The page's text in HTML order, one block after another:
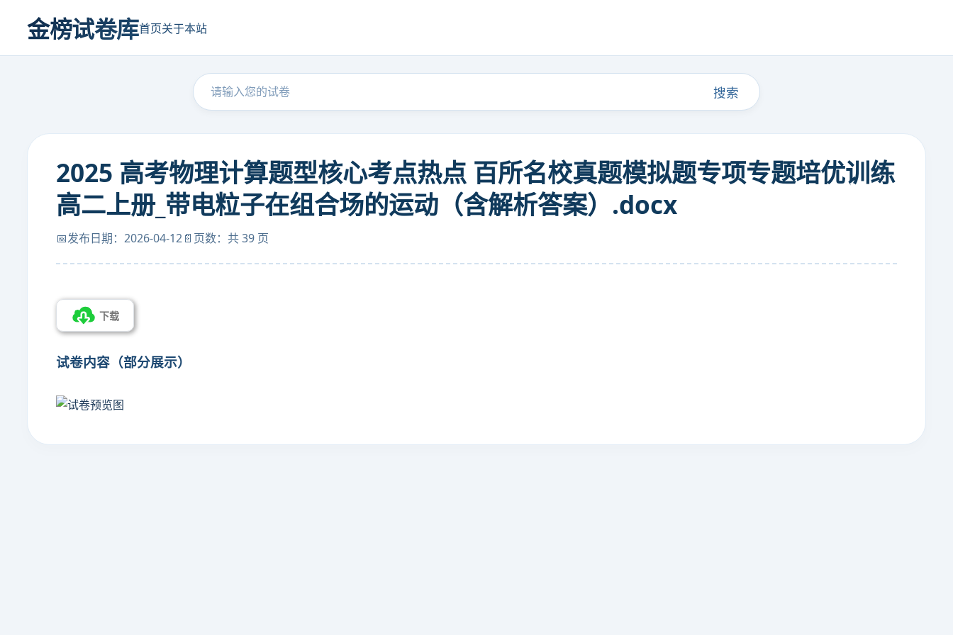
金榜试卷库首页关于本站
搜索
2025 高考物理计算题型核心考点热点 百所名校真题模拟题专项专题培优训练
高二上册_带电粒子在组合场的运动（含解析答案）.docx
📅发布日期：2026-04-12📄页数：共 39 页
下载
试卷内容（部分展示）